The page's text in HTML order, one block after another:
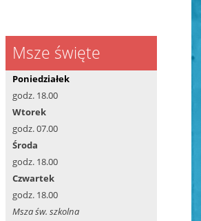
Msze święte
Poniedziałek
godz. 18.00
Wtorek
godz. 07.00
Środa
godz. 18.00
Czwartek
godz. 18.00
Msza św. szkolna